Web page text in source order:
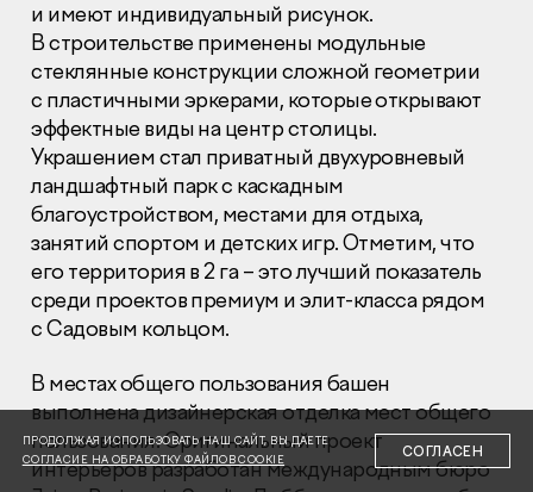
Раскрытие информации
Правовая информация
Сообщить о коррупции
Глaвный oфиc
+7 (495) 502 95 59
Отдел продаж
+7 (495) 641-35-35
Заказать звонок
© 2001-2026 Компания «Пионер»
и имеют индивидуальный рисунок.
В строительстве применены модульные
стеклянные конструкции сложной геометрии
с пластичными эркерами, которые открывают
эффектные виды на центр столицы.
Украшением стал приватный двухуровневый
ландшафтный парк с каскадным
благоустройством, местами для отдыха,
занятий спортом и детских игр. Отметим, что
его территория в 2 га – это лучший показатель
среди проектов премиум и элит-класса рядом
с Садовым кольцом.
В местах общего пользования башен
выполнена дизайнерская отделка мест общего
пользования. Оригинальный проект
интерьеров разработан международным бюро
ПРОДОЛЖАЯ ИСПОЛЬЗОВАТЬ НАШ САЙТ, ВЫ ДАЕТЕ
СОГЛАСИЕ НА ОБРАБОТКУ ФАЙЛОВ COOKIE
СОГЛАСЕН